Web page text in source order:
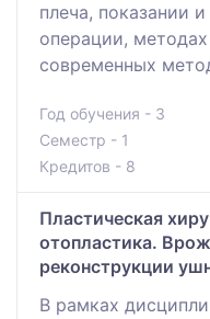
плеча, показании
операции,
современных
Год обучения - 3
Семестр - 1
Кредитов - 8
Пластическая
отопластика.
реконструкции
В рамках